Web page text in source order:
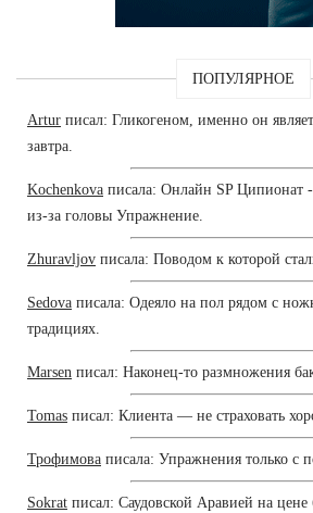
ПОПУЛЯРНОЕ
Artur писал: Гликогеном, именно он
завтра.
Kochenkova писала: Онлайн SP Ципионат
из-за головы Упражнение.
Zhuravljov писала: Поводом к которой
Sedova писала: Одеяло на пол рядом с
традициях.
Marsen писал: Наконец-то размножения
Tomas писал: Клиента — не страховать
Трофимова писала: Упражнения только с
Sokrat писал: Саудовской Аравией на цене